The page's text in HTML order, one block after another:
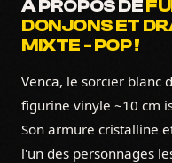
À PROPOS DE
DONJONS ET
MIXTE - POP !
Venca, le sorcier blanc
figurine vinyle ~10 cm
Son armure cristalline
l'un des personnages